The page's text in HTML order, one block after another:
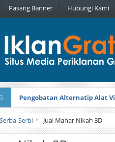
Pasang Banner Hubungi Kami
Pengobatan Alternatip Alat
Pita Cantik Pesona Diterbitkan
Serba-Serbi Jual Mahar Nikah 3D